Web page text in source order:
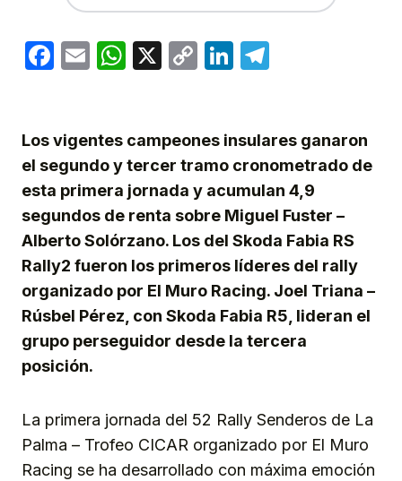
Facebook
EmailWhatsApp
X
CopyLinkedIn
Los vigentes campeones insulares ganaron
el segundo y tercer tramo cronometrado de
esta primera jornada y acumulan 4,9
segundos de renta sobre Miguel Fuster –
Alberto Solórzano. Los del Skoda Fabia RS
Rally2 fueron los primeros líderes del rally
organizado por El Muro Racing. Joel Triana –
Rúsbel Pérez, con Skoda Fabia R5, lideran el
grupo perseguidor desde la tercera
posición.
La primera jornada del 52 Rally Senderos de La
Palma – Trofeo CICAR organizado por El Muro
Racing se ha desarrollado con máxima emoción